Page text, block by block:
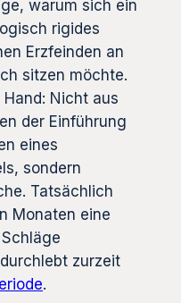
warum sich ein
rigides
Erzfeinden an
sitzen möchte.
Nicht aus
der Einführung
eines
sondern
Tatsächlich
Monaten eine
zurzeit
.